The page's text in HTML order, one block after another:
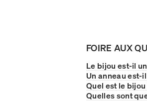
FOIRE AUX
Le bijou est-il
Un anneau est-
Quel est le
Quelles sont